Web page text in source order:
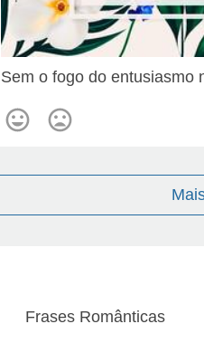
Sem o fogo do entusiasmo
Frases Românticas